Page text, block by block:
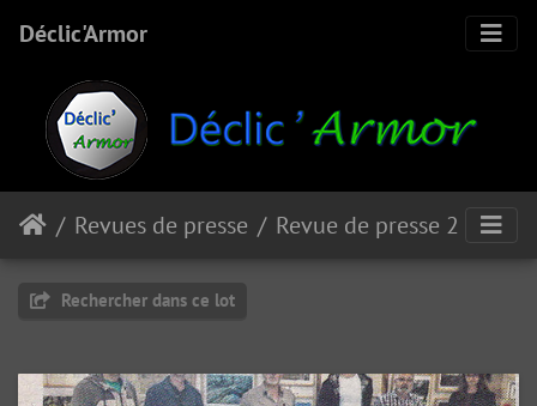
Déclic'Armor
Revues de presse
Rechercher dans ce lot